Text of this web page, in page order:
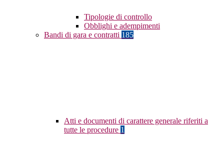
Tipologie di controllo
Obblighi e adempimenti
Bandi di gara e contratti 185
Atti e documenti di carattere generale riferiti a
tutte le procedure 1